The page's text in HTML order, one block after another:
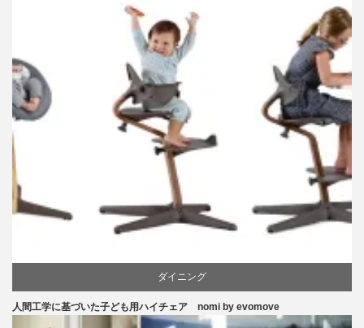
ダイニング
ピーター・オブスヴィック
人間工学に基づいた子ども用ハイチェア nomi by evomove